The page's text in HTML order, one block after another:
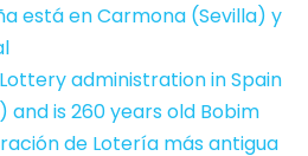
está en Carmona (Sevilla) y
administration in Spain
and is 260 years old Bobim
de Lotería más antigua